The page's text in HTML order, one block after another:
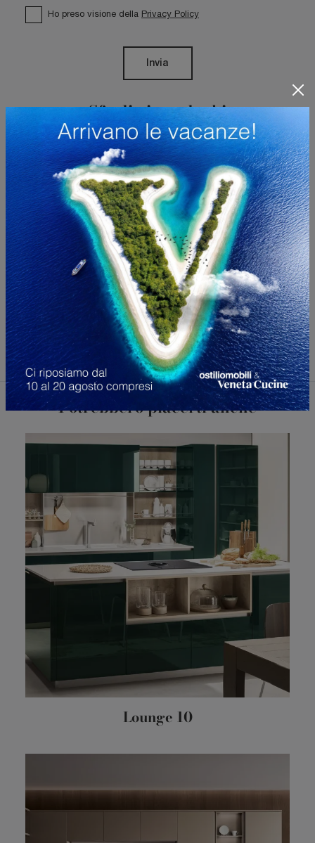
Sfoglia i cataloghi
Ho preso visione della Privacy Policy
Invia
Potrebbero piacerti anche
Lounge 10